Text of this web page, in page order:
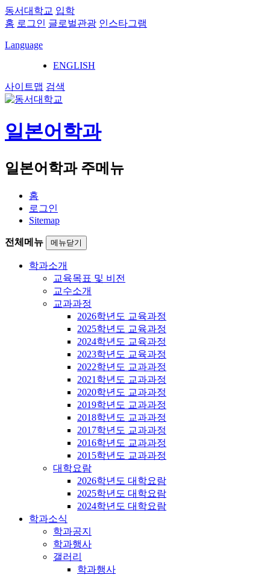
동서대학교 입학
홈 로그인 글로벌관광 인스타그램
Language
ENGLISH
사이트맵 검색
일본어학과
일본어학과 주메뉴
홈
로그인
Sitemap
전체메뉴 메뉴닫기
학과소개
교육목표 및 비전
교수소개
교과과정
2026학년도 교육과정
2025학년도 교육과정
2024학년도 교육과정
2023학년도 교육과정
2022학년도 교과과정
2021학년도 교과과정
2020학년도 교과과정
2019학년도 교과과정
2018학년도 교과과정
2017학년도 교과과정
2016학년도 교과과정
2015학년도 교과과정
대학요람
2026학년도 대학요람
2025학년도 대학요람
2024학년도 대학요람
학과소식
학과공지
학과행사
갤러리
학과행사